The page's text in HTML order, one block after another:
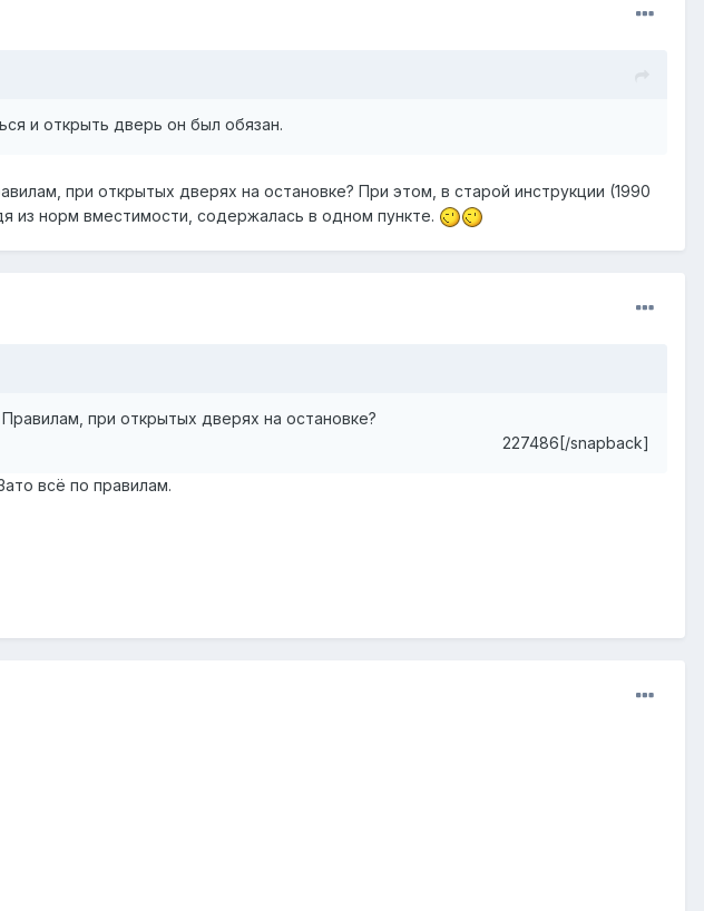
и открыть дверь он был обязан.
при открытых дверях на остановке? При этом, в старой инструкции (1990
из норм вместимости, содержалась в одном пункте.
при открытых дверях на остановке?
227486[/snapback]
всё по правилам.